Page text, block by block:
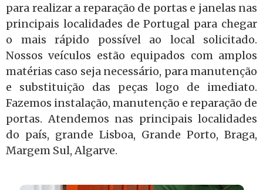
para realizar a reparação de portas e janelas nas
principais localidades de Portugal para chegar
o mais rápido possível ao local solicitado.
Nossos veículos estão equipados com amplos
matérias caso seja necessário, para manutenção
e substituição das peças logo de imediato.
Fazemos instalação, manutenção e reparação de
portas. Atendemos nas principais localidades
do país, grande Lisboa, Grande Porto, Braga,
Margem Sul, Algarve.